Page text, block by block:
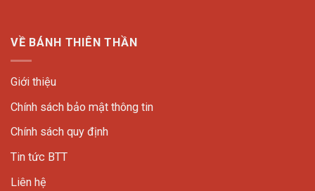
VỀ BÁNH THIÊN THẦN
Giới thiệu
Chính sách bảo mật thông tin
Chính sách quy định
Tin tức BTT
Liên hệ